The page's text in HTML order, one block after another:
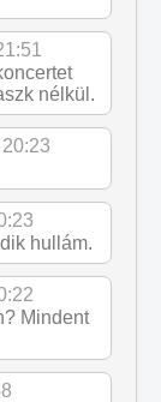
nélkül.
hullám.
Mindent